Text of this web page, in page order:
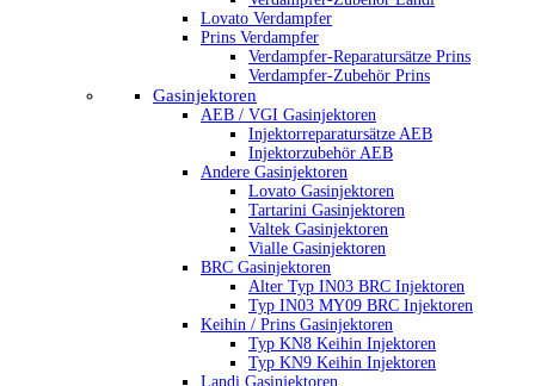
Lovato Verdampfer
Prins Verdampfer
Verdampfer-Reparatursätze Prins
Verdampfer-Zubehör Prins
Gasinjektoren
AEB / VGI Gasinjektoren
Injektorreparatursätze AEB
Injektorzubehör AEB
Andere Gasinjektoren
Lovato Gasinjektoren
Tartarini Gasinjektoren
Valtek Gasinjektoren
Vialle Gasinjektoren
BRC Gasinjektoren
Alter Typ IN03 BRC Injektoren
Typ IN03 MY09 BRC Injektoren
Keihin / Prins Gasinjektoren
Typ KN8 Keihin Injektoren
Typ KN9 Keihin Injektoren
Landi Gasinjektoren